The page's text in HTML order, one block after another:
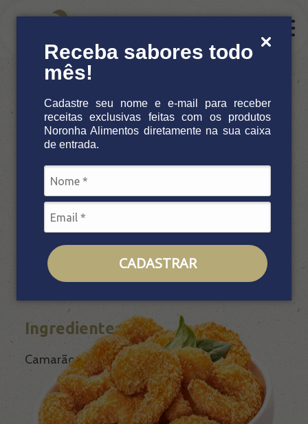
Receba sabores todo
mês!
Cadastre seu nome e e-mail para receber
receitas exclusivas feitas com os produtos
NoronhaAlimentos diretamente na sua caixa
de entrada.
CADASTRAR
Nossa história
Procedência e Qualidade
Produtos
Noronha Pescados
Noronha Empanados
Noronha Distribuidora
Camarão empanado preparado
na air fryer
Receita feita com:
1 porções 10min
Ingredientes
Camarão empanados